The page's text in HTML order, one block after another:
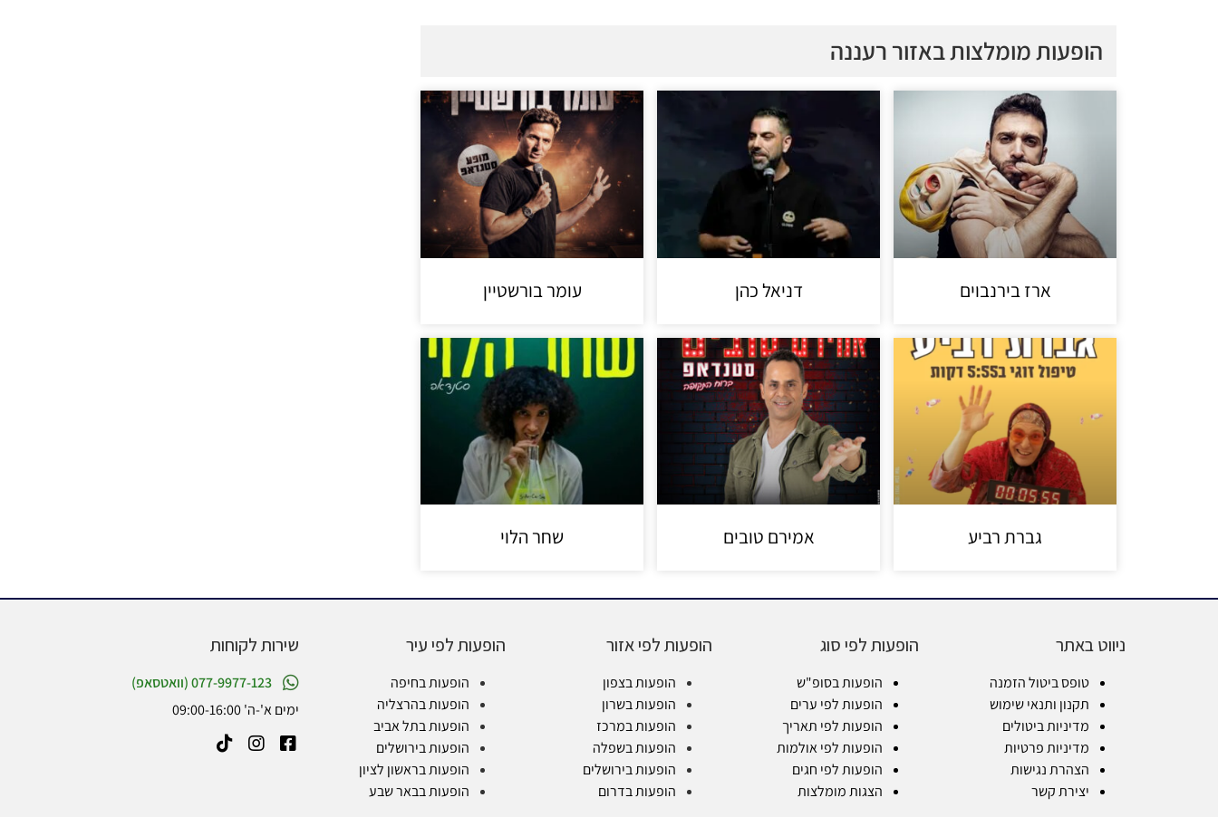
הופעות מומלצות באזור רעננה
ארז בירנבוים דניאל כהן עומר בורשטיין
גברת רביע אמירם טובים שחר הלוי
ניווט באתר
טופס ביטול הזמנה
תקנון ותנאי שימוש
מדיניות ביטולים
מדיניות פרטיות
הצהרת נגישות
יצירת קשר
הופעות לפי סוג
הופעות בסופ"ש
הופעות לפי ערים
הופעות לפי תאריך
הופעות לפי אולמות
הופעות לפי חגים
הצגות מומלצות
הופעות לפי אזור
הופעות בצפון
הופעות בשרון
הופעות במרכז
הופעות בשפלה
הופעות בירושלים
הופעות בדרום
הופעות לפי עיר
הופעות בחיפה
הופעות בהרצליה
הופעות בתל אביב
הופעות בירושלים
הופעות בראשון לציון
הופעות בבאר שבע
שירות לקוחות
077-9977-123 (וואטסאפ)
ימים א'-ה' 09:00-16:00